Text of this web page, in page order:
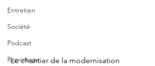
Entretien
Société
Podcast
Reportage
Le chantier de la modernisation